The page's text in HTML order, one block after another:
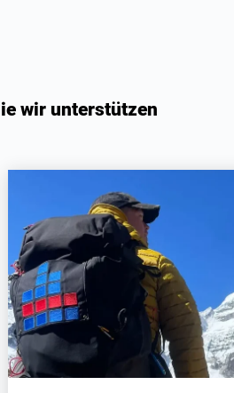
wir unterstützen